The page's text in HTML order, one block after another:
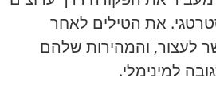
את הטילים לאחר
לעצור, והמהירות שלהם
למינימלי.